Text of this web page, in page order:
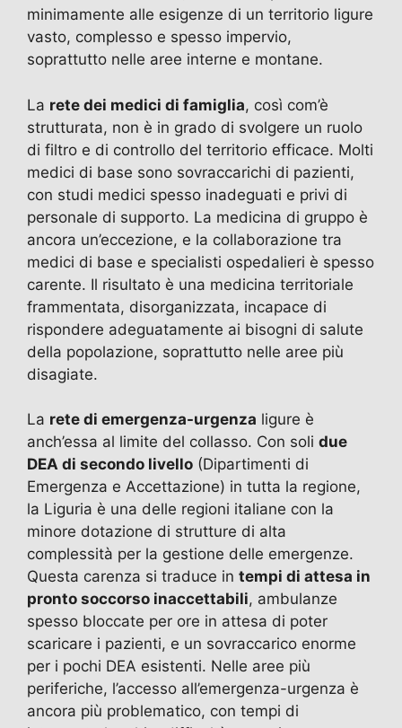
minimamente alle esigenze di un territorio ligure
vasto, complesso e spesso impervio,
soprattutto nelle aree interne e montane.
La rete dei medici di famiglia, così com’è
strutturata, non è in grado di svolgere un ruolo
di filtro e di controllo del territorio efficace. Molti
medici di base sono sovraccarichi di pazienti,
con studi medici spesso inadeguati e privi di
personale di supporto. La medicina di gruppo è
ancora un’eccezione, e la collaborazione tra
medici di base e specialisti ospedalieri è spesso
carente. Il risultato è una medicina territoriale
frammentata, disorganizzata, incapace di
rispondere adeguatamente ai bisogni di salute
della popolazione, soprattutto nelle aree più
disagiate.
La rete di emergenza-urgenza ligure è
anch’essa al limite del collasso. Con soli due
DEA di secondo livello (Dipartimenti di
Emergenza e Accettazione) in tutta la regione,
la Liguria è una delle regioni italiane con la
minore dotazione di strutture di alta
complessità per la gestione delle emergenze.
Questa carenza si traduce in tempi di attesa in
pronto soccorso inaccettabili, ambulanze
spesso bloccate per ore in attesa di poter
scaricare i pazienti, e un sovraccarico enorme
per i pochi DEA esistenti. Nelle aree più
periferiche, l’accesso all’emergenza-urgenza è
ancora più problematico, con tempi di